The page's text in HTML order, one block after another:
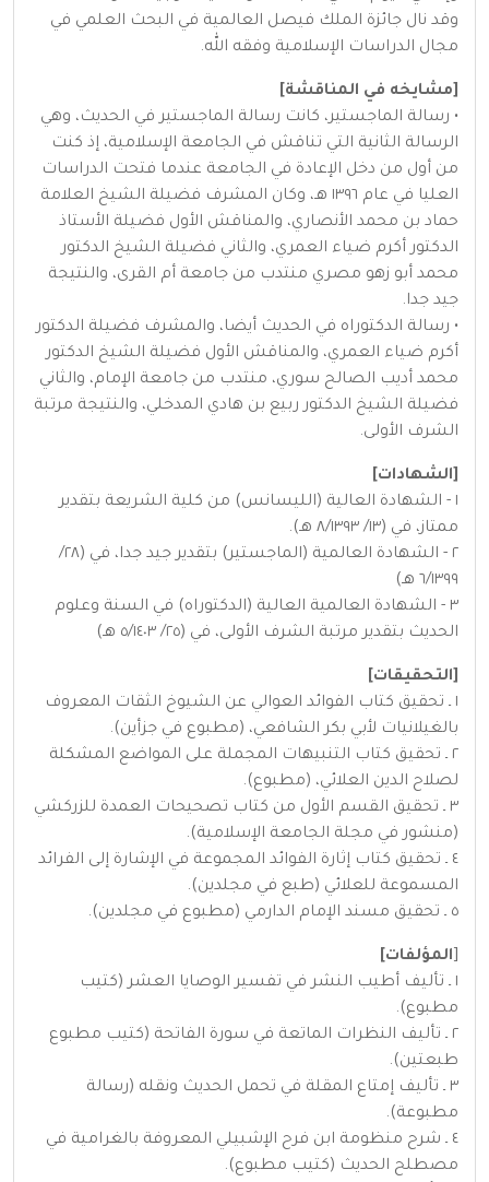
وقد نال جائزة الملك فيصل العالمية في البحث العلمي في
مجال الدراسات الإسلامية وفقه الله.
[مشايخه في المناقشة]
• رسالة الماجستير، كانت رسالة الماجستير في الحديث، وهي
الرسالة الثانية التي تناقش في الجامعة الإسلامية، إذ كنت
من أول من دخل الإعادة في الجامعة عندما فتحت الدراسات
العليا في عام ١٣٩٦ هـ، وكان المشرف فضيلة الشيخ العلامة
حماد بن محمد الأنصاري، والمناقش الأول فضيلة الأستاذ
الدكتور أكرم ضياء العمري، والثاني فضيلة الشيخ الدكتور
محمد أبو زهو مصري منتدب من جامعة أم القرى، والنتيجة
جيد جدا.
• رسالة الدكتوراه في الحديث أيضا، والمشرف فضيلة الدكتور
أكرم ضياء العمري، والمناقش الأول فضيلة الشيخ الدكتور
محمد أديب الصالح سوري، منتدب من جامعة الإمام، والثاني
فضيلة الشيخ الدكتور ربيع بن هادي المدخلي، والنتيجة مرتبة
الشرف الأولى.
[الشهادات]
١ - الشهادة العالية (الليسانس) من كلية الشريعة بتقدير
ممتاز، في (١٣/ ٨/١٣٩٣ هـ).
٢ - الشهادة العالمية (الماجستير) بتقدير جيد جدا، في (٢٨/
٦/١٣٩٩ هـ)
٣ - الشهادة العالمية العالية (الدكتوراه) في السنة وعلوم
الحديث بتقدير مرتبة الشرف الأولى، في (٢٥/ ٥/١٤٠٣ هـ)
[التحقيقات]
١ ـ تحقيق كتاب الفوائد العوالي عن الشيوخ الثقات المعروف
بالغيلانيات لأبي بكر الشافعي، (مطبوع في جزأين).
٢ ـ تحقيق كتاب التنبيهات المجملة على المواضع المشكلة
لصلاح الدين العلائي، (مطبوع).
٣ ـ تحقيق القسم الأول من كتاب تصحيحات العمدة للزركشي
(منشور في مجلة الجامعة الإسلامية).
٤ ـ تحقيق كتاب إثارة الفوائد المجموعة في الإشارة إلى الفرائد
المسموعة للعلائي (طبع في مجلدين).
٥ ـ تحقيق مسند الإمام الدارمي (مطبوع في مجلدين).
[المؤلفات]
١ ـ تأليف أطيب النشر في تفسير الوصايا العشر (كتيب
مطبوع).
٢ ـ تأليف النظرات الماتعة في سورة الفاتحة (كتيب مطبوع
طبعتين).
٣ ـ تأليف إمتاع المقلة في تحمل الحديث ونقله (رسالة
مطبوعة).
٤ ـ شرح منظومة ابن فرح الإشبيلي المعروفة بالغرامية في
مصطلح الحديث (كتيب مطبوع).